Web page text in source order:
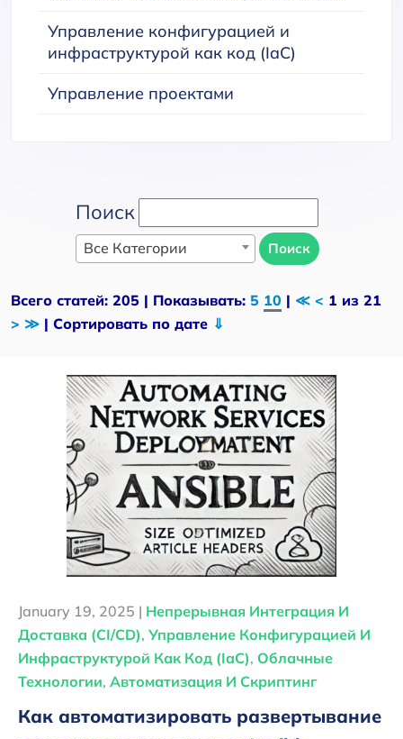
Управление конфигурацией и
инфраструктурой как код (IaC)
Управление проектами
Поиск
Все Категории Поиск
Всего статей: 205 | Показывать: 5 10 | ≪ < 1 из 21
> ≫ | Сортировать по дате ⇓
January 19, 2025 | Непрерывная Интеграция И
Доставка (CI/CD), Управление Конфигурацией И
Инфраструктурой Как Код (IaC), Облачные
Технологии, Автоматизация И Скриптинг
Как автоматизировать развертывание